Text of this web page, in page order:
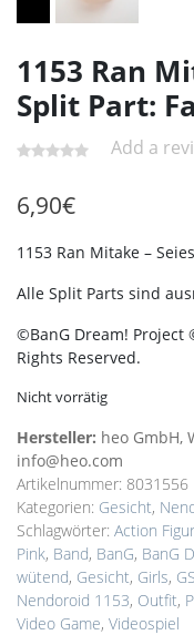
1153 Ran
Split Part:
Add a
6,90€
1153 Ran Mitake –
Alle Split Parts sind
©BanG Dream!
Rights Reserved.
Nicht vorrätig
Hersteller: heo GmbH,
info@heo.com
Artikelnummer: 8031556
Kategorien: Gesicht,
Schlagwörter: Action Figur
Pink, Band, BanG, BanG
wütend, Gesicht, Girls,
Nendoroid 1153, Outfit,
Video Game, Videospiel